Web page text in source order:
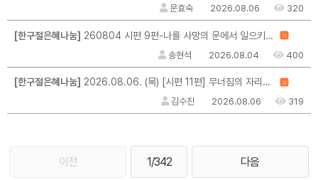
문효숙 2026.08.06 320
[한구절은혜나눔] 260804 시편 9편-나를 사망의 문에서 일으키시는 주여 N
송현석 2026.08.04 400
[한구절은혜나눔] 2026.08.06. (목) [시편 11편] 무너짐의 자리에서 / 그 시선이 나를 지킵니다 N
김수진 2026.08.06 319
이전 1/342 다음